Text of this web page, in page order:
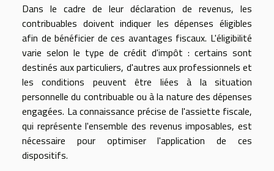
Dans le cadre de leur déclaration de revenus, les
contribuables doivent indiquer les dépenses éligibles
afin de bénéficier de ces avantages fiscaux. L'éligibilité
varie selon le type de crédit d'impôt : certains sont
destinés aux particuliers, d'autres aux professionnels et
les conditions peuvent être liées à la situation
personnelle du contribuable ou à la nature des dépenses
engagées. La connaissance précise de l'assiette fiscale,
qui représente l'ensemble des revenus imposables, est
nécessaire pour optimiser l'application de ces
dispositifs.